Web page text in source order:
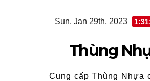
Sun. Jan 29th, 2023
Thùng
Cung cấp Thùng Nhựa